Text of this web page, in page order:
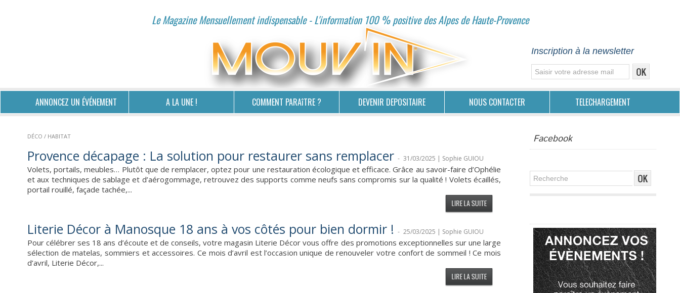
Le Magazine Mensuellement indispensable - L'information 100 % positive des Alpes de Haute-Provence
Inscription à la newsletter
ANNONCEZ UN ÉVÉNEMENT A LA UNE ! COMMENT PARAîTRE ? DEVENIR DEPOSITAIRE NOUS CONTACTER TELECHARGEMENT
DÉCO / HABITAT
Provence décapage : La solution pour restaurer sans remplacer - 31/03/2025 | Sophie GUIOU
Volets, portails, meubles… Plutôt que de remplacer, optez pour une restauration écologique et efficace. Grâce au savoir-faire d’Ophélie
et aux techniques de sablage et d’aérogommage, retrouvez des supports comme neufs sans compromis sur la qualité ! Volets écaillés,
portail rouillé, façade tachée,...
Literie Décor à Manosque 18 ans à vos côtés pour bien dormir ! - 25/03/2025 | Sophie GUIOU
Pour célébrer ses 18 ans d’écoute et de conseils, votre magasin Literie Décor vous offre des promotions exceptionnelles sur une large
sélection de matelas, sommiers et accessoires. Ce mois d’avril est l’occasion unique de renouveler votre confort de sommeil ! Ce mois
d’avril, Literie Décor,...
Facebook